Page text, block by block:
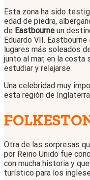
Esta zona ha sido
edad de piedra,
de Eastbourne un
Eduardo VII.
lugares más soleados
junto al mar, en la costa
estudiar y relajarse.
Una celebridad muy
esta región de
Otra de las sorpresas
por Reino Unido fue
con mucha historia y
turístico para los